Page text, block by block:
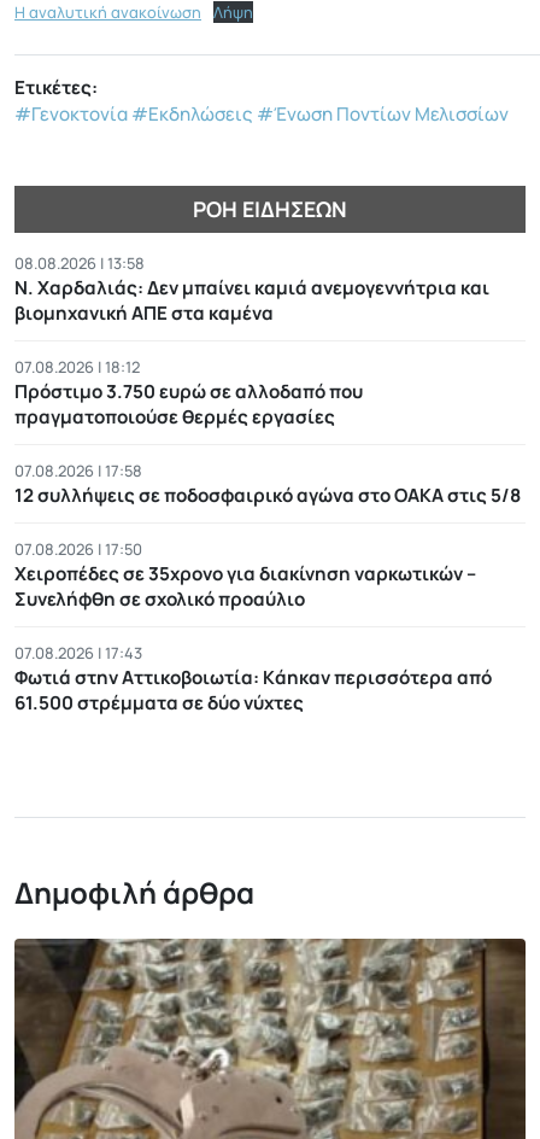
Η αναλυτική ανακοίνωση Λήψη
Ετικέτες:
#Γενοκτονία#Εκδηλώσεις #Ένωση Ποντίων Μελισσίων
ΡΟΉ ΕΙΔΉΣΕΩΝ
08.08.2026 | 13:58
Ν. Χαρδαλιάς: Δεν μπαίνει καμιά ανεμογεννήτρια και
βιομηχανική ΑΠΕ στα καμένα
07.08.2026 | 18:12
Πρόστιμο 3.750 ευρώ σε αλλοδαπό που
πραγματοποιούσε θερμές εργασίες
07.08.2026 | 17:58
12 συλλήψεις σε ποδοσφαιρικό αγώνα στο ΟΑΚΑ στις 5/8
07.08.2026 | 17:50
Χειροπέδες σε 35χρονο για διακίνηση ναρκωτικών –
Συνελήφθη σε σχολικό προαύλιο
07.08.2026 | 17:43
Φωτιά στην Αττικοβοιωτία: Kάηκαν περισσότερα από
61.500 στρέμματα σε δύο νύχτες
Δημοφιλή άρθρα